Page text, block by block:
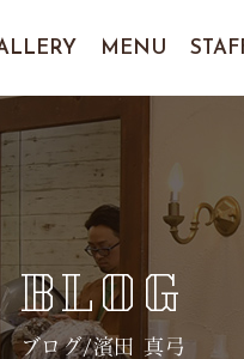
MENU
BLOG
ブログ/濱田 真弓